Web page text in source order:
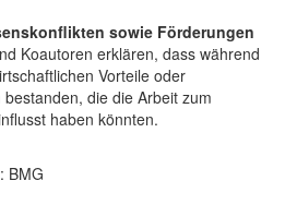
sowie Förderungen
Koautoren erklären, dass während
Vorteile oder
die die Arbeit zum
haben könnten.
BMG